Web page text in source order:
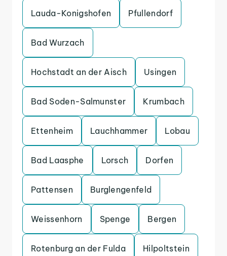
Lauda-Konigshofen Pfullendorf
Bad Wurzach
Hochstadt an der Aisch Usingen
Bad Soden-Salmunster Krumbach
Ettenheim Lauchhammer Lobau
Bad Laasphe Lorsch Dorfen
Pattensen Burglengenfeld
Weissenhorn Spenge Bergen
Rotenburg an der Fulda Hilpoltstein